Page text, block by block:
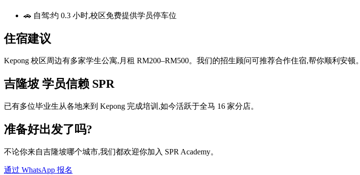
🚗 自驾:约 0.3 小时,校区免费提供学员停车位
住宿建议
Kepong 校区周边有多家学生公寓,月租 RM200–RM500。我们的招生顾问可推荐合作住宿,帮你顺利安顿。
吉隆坡 学员信赖 SPR
已有多位毕业生从各地来到 Kepong 完成培训,如今活跃于全马 16 家分店。
准备好出发了吗?
不论你来自吉隆坡哪个城市,我们都欢迎你加入 SPR Academy。
通过 WhatsApp 报名